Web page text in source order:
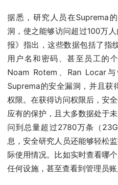
据悉，研究人员在Suprema
洞，使之能够访问超过100万
报》指出，这些数据包括了指
用户名和密码、甚至员工的
Noam Rotem、Ran Locar
Suprema的安全漏洞，并且
权限。在获得访问权限后，安
应有的保护，且大多数据处于
问到总量超过2780万条（
息，安全研究人员还能够轻松
际使用情况。比如实时查看哪
任何设施，甚至查看到管理员账